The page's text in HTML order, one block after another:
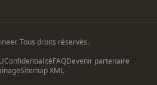
Tous droits réservés.
ConfidentialitéFAQDevenir partenaire
Sitemap XML